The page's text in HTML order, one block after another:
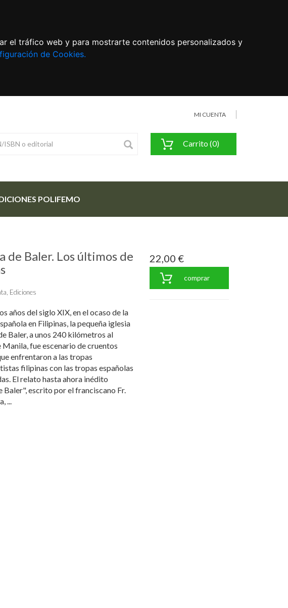
el tráfico web y para mostrarte contenidos personalizados y
de Cookies.
MI CUENTA
Carrito (0)
POLIFEMO
de Baler. Los últimos de
Ediciones
años del siglo XIX, en el ocaso de la
en Filipinas, la pequeña iglesia
Baler, a unos 240 kilómetros al
Manila, fue escenario de cruentos
enfrentaron a las tropas
filipinas con las tropas españolas
El relato hasta ahora inédito
Baler", escrito por el franciscano Fr.
...
22,00 €
comprar